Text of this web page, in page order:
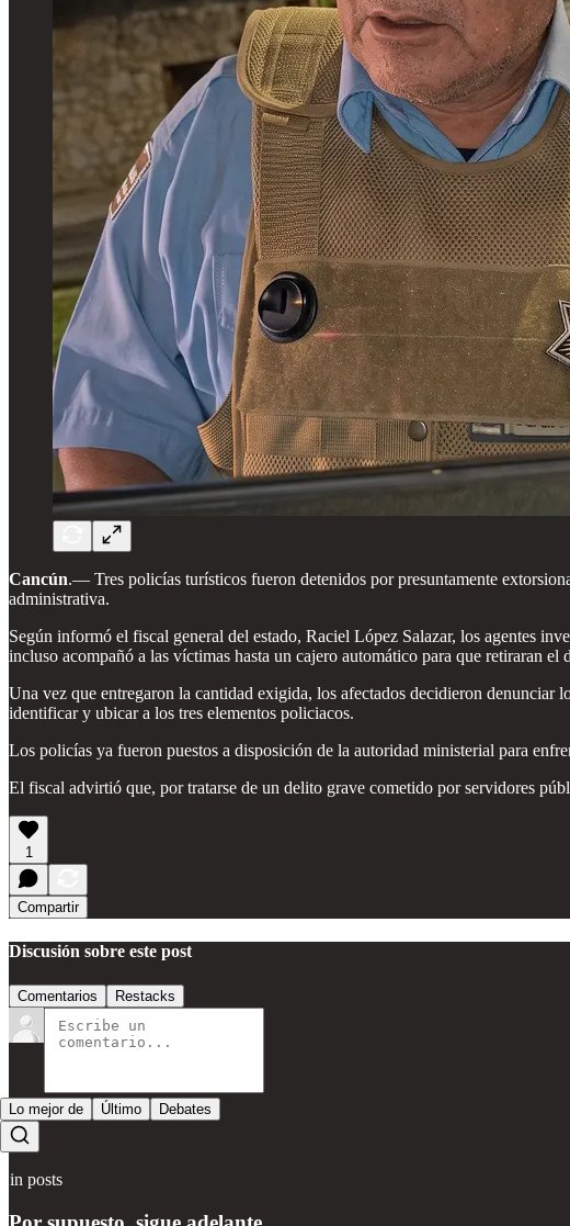
Cancún.— Tres policías turísticos fueron detenidos por presuntamente
administrativa.
Según informó el fiscal general del estado, Raciel López Salazar, los agentes
incluso acompañó a las víctimas hasta un cajero automático para que retiraran el
Una vez que entregaron la cantidad exigida, los afectados decidieron denunciar
identificar y ubicar a los tres elementos policiacos.
Los policías ya fueron puestos a disposición de la autoridad ministerial para
El fiscal advirtió que, por tratarse de un delito grave cometido por servidores
1
Compartir
Discusión sobre este post
Comentarios Restacks
Lo mejor de Último Debates
Sin posts